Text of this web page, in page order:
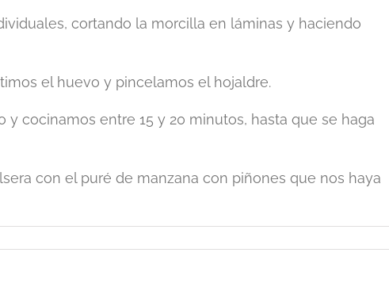
cortando la morcilla en láminas y haciendo
el huevo y pincelamos el hojaldre.
cocinamos entre 15 y 20 minutos, hasta que se haga
con el puré de manzana con piñones que nos haya